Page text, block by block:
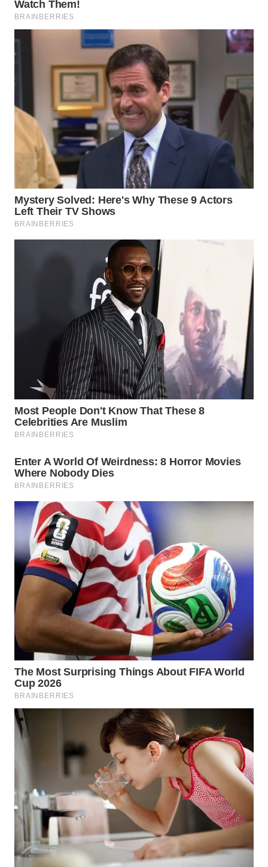
MASYARAKAT
KELISTRIKAN
MARTABAT
NET
PLN
WATCH
MKLI
KONSUMEN
FORWAMKI
ALPERKLINAS
FORJASIDA
NEWS
SITUNGIR
NEWS
SIDIKALANG
NEWS
SIBARAGAS
NEWS
METRO
SIANTAR
NEWS
METRO
MEDAN
JAKARTA
NEWS
KRT
NEWS